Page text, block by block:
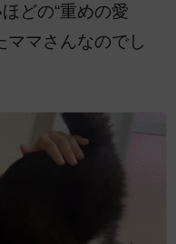
どの“重めの愛
ママさんなのでし